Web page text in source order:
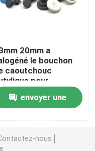
20mm a
le bouchon
caoutchouc
pour
envoyer une
nous